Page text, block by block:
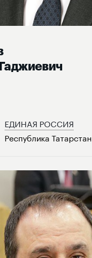
ЕДИНАЯ РОССИЯ
Республика Татарстан